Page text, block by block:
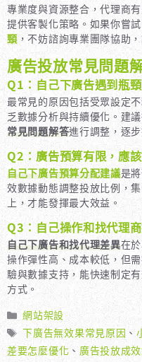
專業度與資源整合，代理商
提供客製化策略。如果你嘗
頸，不妨諮詢專業團隊協助
廣告投放常見問題
Q1：自己下廣告遇到瓶
最常見的原因包括受眾設定
乏數據分析與持續優化。建
常見問題解答進行調整，逐
Q2：廣告預算有限，應
自己下廣告預算分配建議是
效數據動態調整投放比例，
上，才能發揮最大效益。
Q3：自己操作和找代理
自己下廣告和找代理差異在
操作彈性高、成本較低，但
驗與數據支持，能快速制定
方式。
分
類
網站架設
標
籤
下廣告無效果常見原因 、
差要怎麼優化 、 廣告投放成